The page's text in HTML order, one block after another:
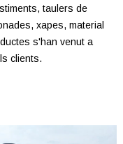
taulers de
xapes, material
s'han venut a
clients.